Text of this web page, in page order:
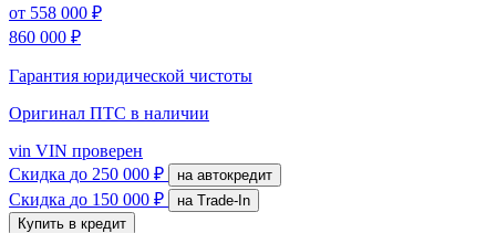
от 558 000 ₽
860 000 ₽
Гарантия юридической чистоты
Оригинал ПТС в наличии
vin VIN проверен
Скидка до 250 000 ₽ на автокредит
Скидка до 150 000 ₽
на Trade-In
Купить в кредит